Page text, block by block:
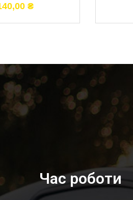
₴
Час роботи